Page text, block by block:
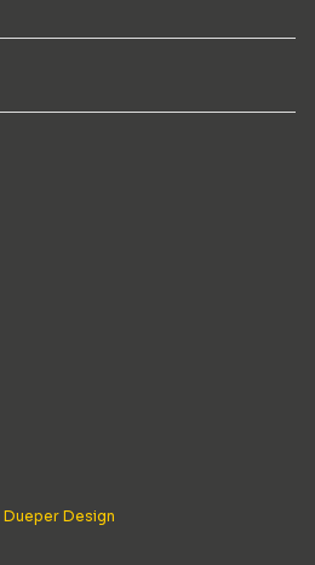
Dueper Design